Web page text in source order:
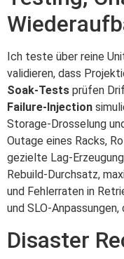
Ich teste über reine
validieren, dass
Soak‑Tests prüfen
Failure‑Injection
Storage‑Drosselung
Outage eines Racks,
gezielte
Rebuild‑Durchsatz,
und Fehlerraten in
und
Disaster